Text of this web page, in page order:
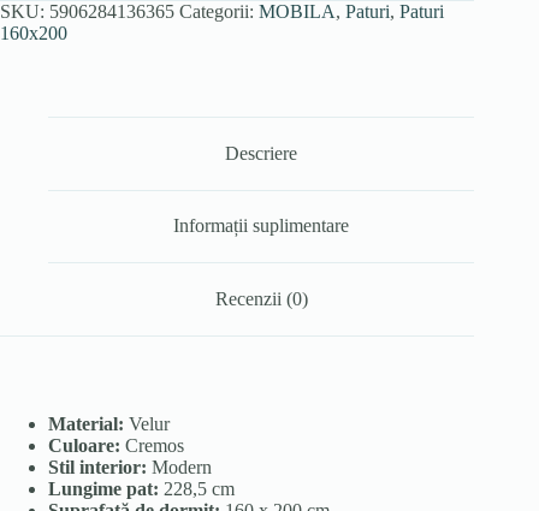
SKU: 5906284136365 Categorii: MOBILA, Paturi, Paturi
160x200
Descriere
Informații suplimentare
Recenzii (0)
Material: Velur
Culoare: Cremos
Stil interior: Modern
Lungime pat: 228,5 cm